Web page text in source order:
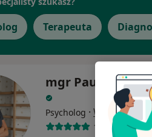
Terapeuta
mgr Paulina
Psycholog · Więcej
19 opinii